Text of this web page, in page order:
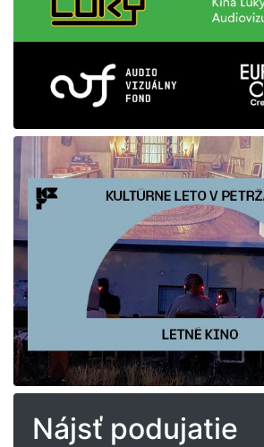
Nájsť podujatie